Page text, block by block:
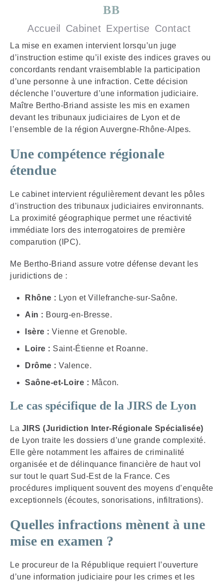
BB
Accueil Cabinet Expertise Contact
La mise en examen intervient lorsqu’un juge
d’instruction estime qu’il existe des indices graves ou
concordants rendant vraisemblable la participation
d’une personne à une infraction. Cette décision
déclenche l’ouverture d’une information judiciaire.
Maître Bertho-Briand assiste les mis en examen
devant les tribunaux judiciaires de Lyon et de
l’ensemble de la région Auvergne-Rhône-Alpes.
Une compétence régionale
étendue
Le cabinet intervient régulièrement devant les pôles
d’instruction des tribunaux judiciaires environnants.
La proximité géographique permet une réactivité
immédiate lors des interrogatoires de première
comparution (IPC).
Me Bertho-Briand assure votre défense devant les
juridictions de :
Rhône : Lyon et Villefranche-sur-Saône.
Ain : Bourg-en-Bresse.
Isère : Vienne et Grenoble.
Loire : Saint-Étienne et Roanne.
Drôme : Valence.
Saône-et-Loire : Mâcon.
Le cas spécifique de la JIRS de Lyon
La JIRS (Juridiction Inter-Régionale Spécialisée)
de Lyon traite les dossiers d’une grande complexité.
Elle gère notamment les affaires de criminalité
organisée et de délinquance financière de haut vol
sur tout le quart Sud-Est de la France. Ces
procédures impliquent souvent des moyens d’enquête
exceptionnels (écoutes, sonorisations, infiltrations).
Quelles infractions mènent à une
mise en examen ?
Le procureur de la République requiert l’ouverture
d’une information judiciaire pour les crimes et les